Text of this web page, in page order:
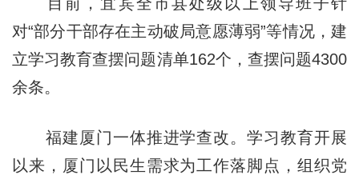
对“部分干部存在主动破局意愿薄弱”等情况，建
立学习教育查摆问题清单162个，查摆问题4300
余条。
福建厦门一体推进学查改。学习教育开展
以来，厦门以民生需求为工作落脚点，组织党